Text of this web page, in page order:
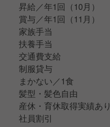
昇給／年1回（10月）
賞与／年1回（11月）
家族手当
扶養手当
交通費支給
制服貸与
まかない／1食
髪型・髪色自由
産休・育休取得実績あり
社員割引